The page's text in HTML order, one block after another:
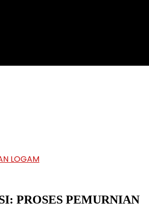
LOGAM
PROSES PEMURNIAN